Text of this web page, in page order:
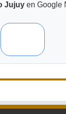
Jujuy en Google